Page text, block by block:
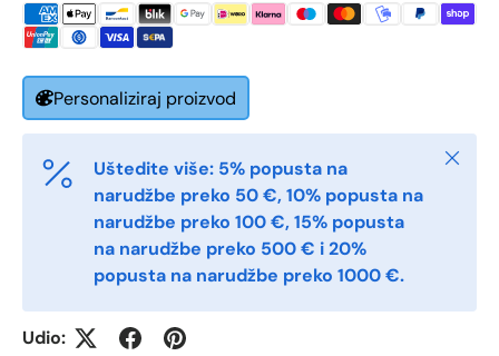
E-post *
Telefon
Postnummer *
Antall *
Personaliziraj proizvod
Uštedite više: 5% popusta na
narudžbe preko 50 €, 10% popusta na
narudžbe preko 100 €, 15% popusta
na narudžbe preko 500 € i 20%
popusta na narudžbe preko 1000 €.
Udio: